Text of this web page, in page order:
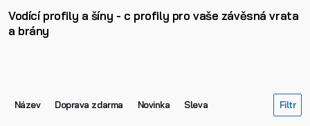
Vodící profily a šíny - c profily pro vaše závěsná vrata
a brány
Název Doprava zdarma Novinka Sleva